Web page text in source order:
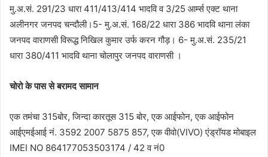
मु.अ.सं. 291/23 धारा 411/413/414 भादवि व 3/25 आर्म्स एक्ट थाना
अलीनगर जनपद चन्दौली।5- मु.अ.सं. 168/22 धारा 386 भादवि थाना लंका
जनपद वाराणसी विरूद्ध निखिल कुमार उर्फ करन गौड़। 6- मु.अ.सं. 235/21
धारा 380/411 भादवि थाना चोलापुर जनपद वाराणसी ।
चोरो के पास से बरामद सामान
एक तमंचा 315बोर, जिन्दा कारतूस 315 बोर, एक आईफोन, एक आईफोन
आईएमईआई नं. 3592 2007 5875 857, एक वीवो(VIVO) एंड्रॉयड मोबाइल
IMEI NO 864177053503174 / 42 व नं0